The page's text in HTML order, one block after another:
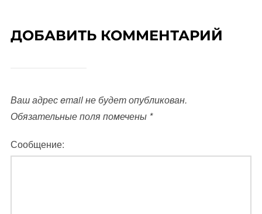
ДОБАВИТЬ КОММЕНТАРИЙ
Ваш адрес email не будет опубликован.
Обязательные поля помечены *
Сообщение: